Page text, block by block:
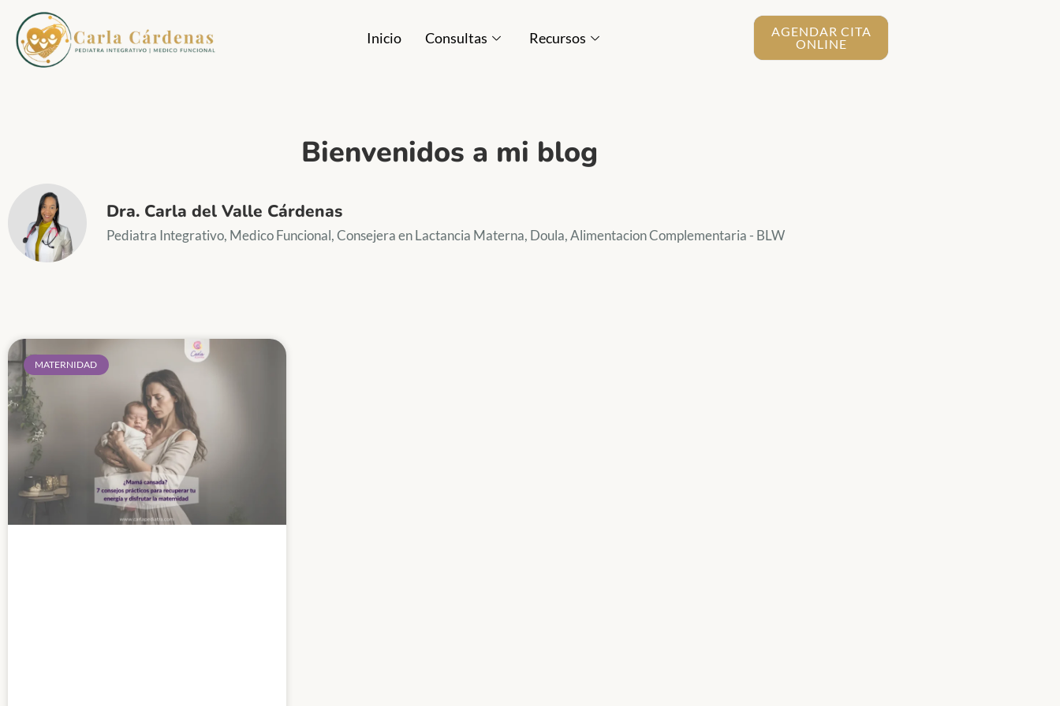
Inicio Consultas Recursos
AGENDAR CITA
ONLINE
Bienvenidos a mi blog
Dra. Carla del Valle Cárdenas
Pediatra Integrativo, Medico Funcional, Consejera en Lactancia Materna, Doula, Alimentacion Complementaria - BLW
MATERNIDAD